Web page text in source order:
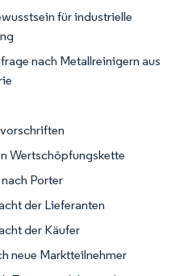
für industrielle
nach Metallreinigern aus
Wertschöpfungskette
Porter
der Lieferanten
der Käufer
neue Marktteilnehmer